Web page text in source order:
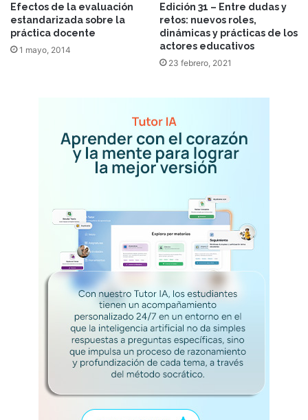
Efectos de la evaluación
estandarizada sobre la
práctica docente
1 mayo, 2014
Edición 31 – Entre dudas y
retos: nuevos roles,
dinámicas y prácticas de los
actores educativos
23 febrero, 2021